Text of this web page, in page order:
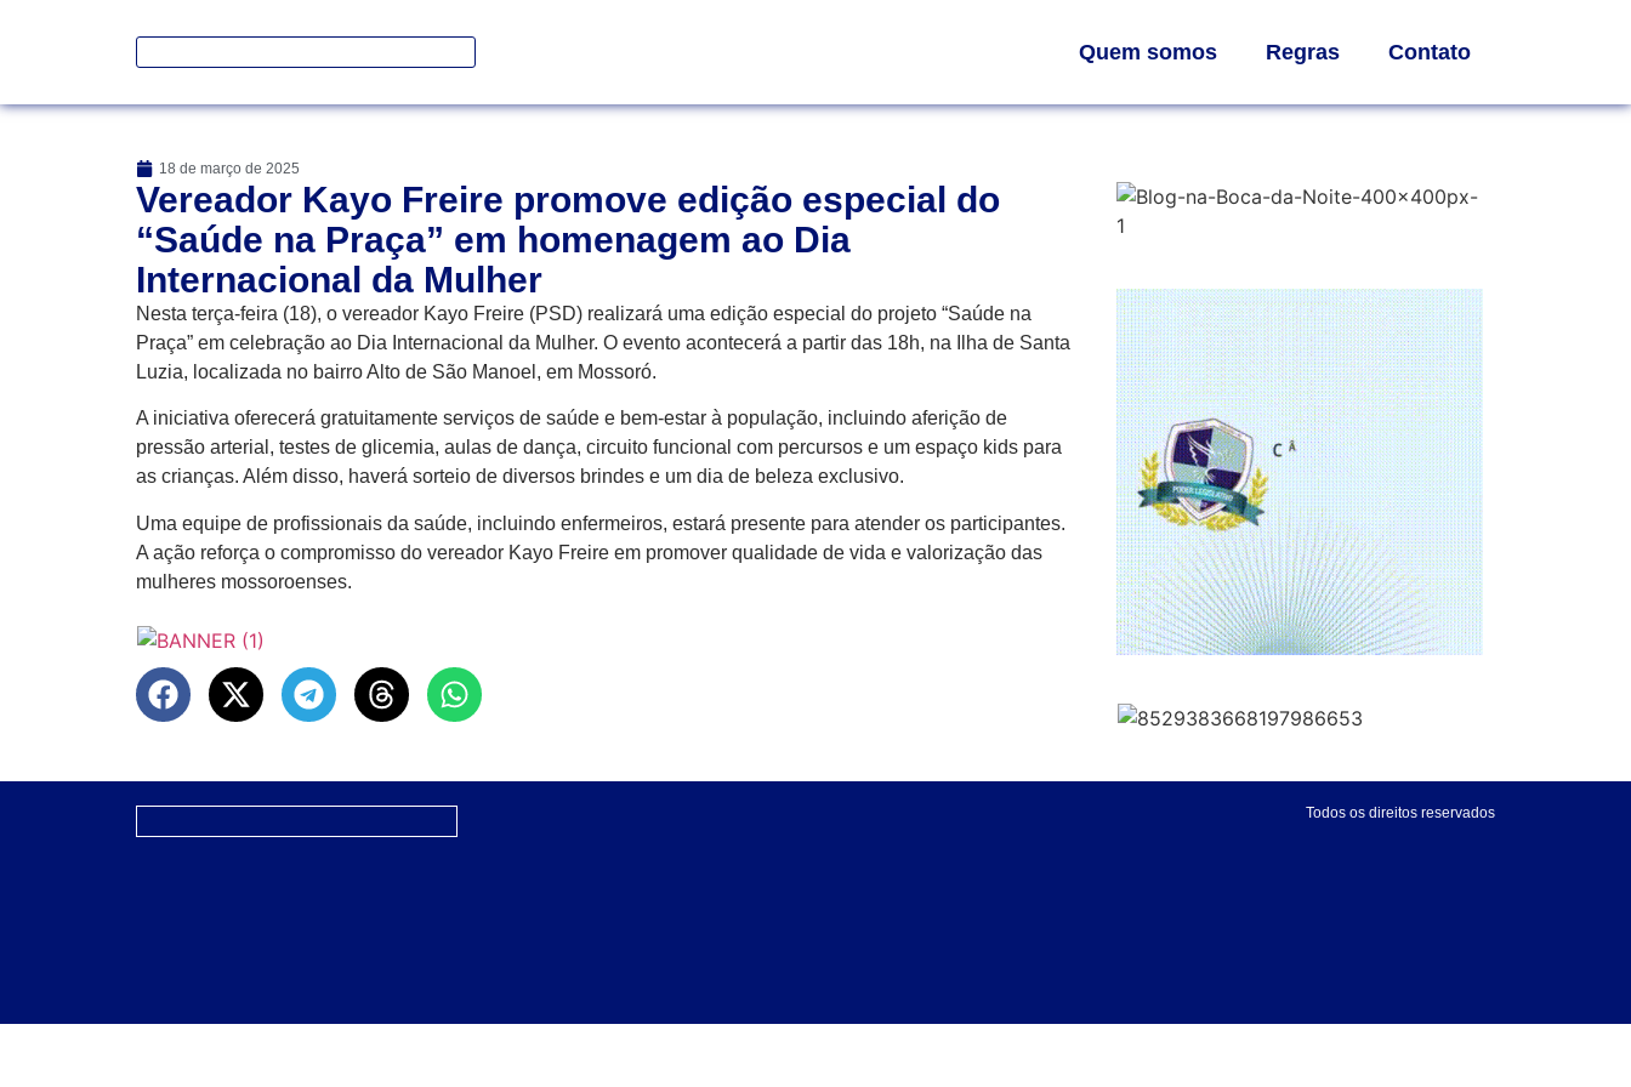
Quem somos Regras Contato
18 de março de 2025
Vereador Kayo Freire promove edição especial do
“Saúde na Praça” em homenagem ao Dia
Internacional da Mulher
Nesta terça-feira (18), o vereador Kayo Freire (PSD) realizará uma edição especial do projeto “Saúde na
Praça” em celebração ao Dia Internacional da Mulher. O evento acontecerá a partir das 18h, na Ilha de Santa
Luzia, localizada no bairro Alto de São Manoel, em Mossoró.
A iniciativa oferecerá gratuitamente serviços de saúde e bem-estar à população, incluindo aferição de
pressão arterial, testes de glicemia, aulas de dança, circuito funcional com percursos e um espaço kids para
as crianças. Além disso, haverá sorteio de diversos brindes e um dia de beleza exclusivo.
Uma equipe de profissionais da saúde, incluindo enfermeiros, estará presente para atender os participantes.
A ação reforça o compromisso do vereador Kayo Freire em promover qualidade de vida e valorização das
mulheres mossoroenses.
Todos os direitos reservados